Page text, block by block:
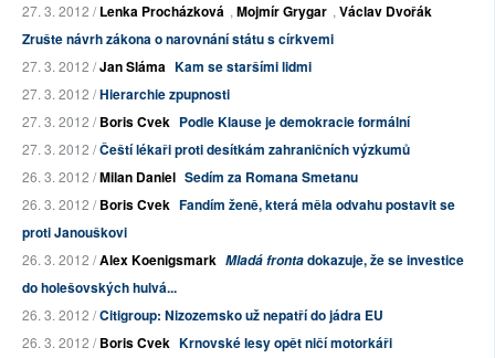
27. 3. 2012 /Lenka Procházková , Mojmír Grygar , Václav Dvořák
Zrušte návrh zákona o narovnání státu s církvemi
27. 3. 2012 /Jan Sláma Kam se staršími lidmi
27. 3. 2012 /Hierarchie zpupnosti
27. 3. 2012 /Boris Cvek Podle Klause je demokracie formální
27. 3. 2012 /Čeští lékaři proti desítkám zahraničních výzkumů
26. 3. 2012 /Milan Daniel Sedím za Romana Smetanu
26. 3. 2012 /Boris Cvek Fandím ženě, která měla odvahu postavit se
proti Janouškovi
26. 3. 2012 /Alex Koenigsmark Mladá frontadokazuje, že se investice
do holešovských hulvá...
26. 3. 2012 /Citigroup: Nizozemsko už nepatří do jádra EU
26. 3. 2012 /Boris Cvek Krnovské lesy opět ničí motorkáři